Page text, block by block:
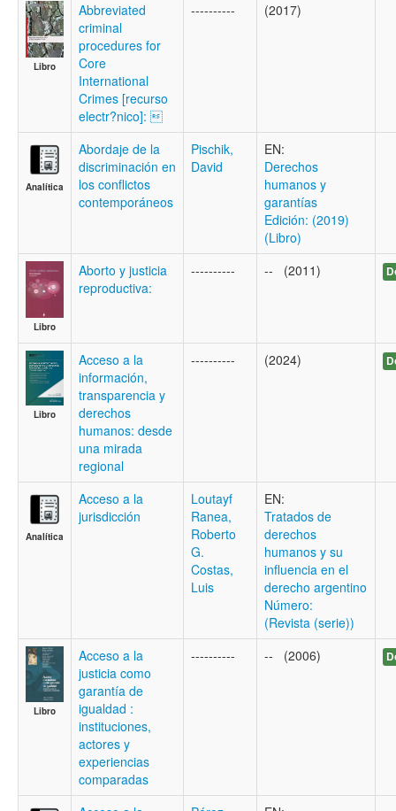
Libro
Abbreviated
criminal
procedures for
Core
International
Crimes [recurso
electr?nico]:
---------- (2017)
Analítica
Abordaje de la
discriminación en
los conflictos
contemporáneos
Pischik,
David
EN:
Derechos
humanos y
garantías
Edición: (2019)
(Libro)
Libro
Aborto y justicia
reproductiva:
---------- -- (2011)
Libro
Acceso a la
información,
transparencia y
derechos
humanos: desde
una mirada
regional
---------- (2024)
Analítica
Acceso a la
jurisdicción
Loutayf
Ranea,
Roberto
G.
Costas,
Luis
EN:
Tratados de
derechos
humanos y su
influencia en el
derecho argentino
Número:
(Revista (serie))
Libro
Acceso a la
justicia como
garantía de
igualdad :
instituciones,
actores y
experiencias
comparadas
---------- -- (2006)